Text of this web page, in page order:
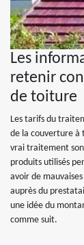
Les
retenir
de toiture
Les tarifs du
de la couverture à
vrai traitement
produits utilisés
avoir de
auprès du
une idée du
comme suit.